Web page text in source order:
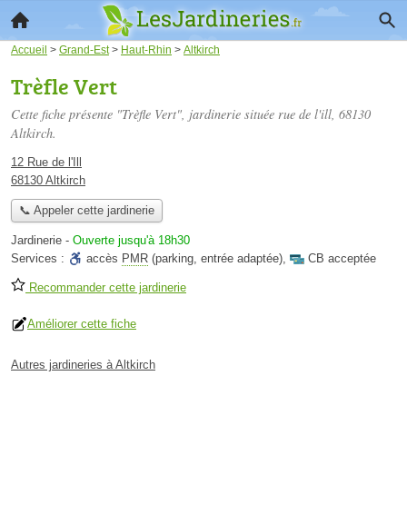
Accueil > Grand-Est> Haut-Rhin > Altkirch
Trèfle Vert
Cette fiche présente "Trèfle Vert", jardinerie située rue de l'ill, 68130
Altkirch.
12 Rue de l'Ill
68130 Altkirch
📞 Appeler cette jardinerie
Jardinerie - Ouverte jusqu'à 18h30
Services :
accès PMR (parking, entrée adaptée), CB acceptée
Recommander cette jardinerie
Améliorer cette fiche
Autres jardineries à Altkirch